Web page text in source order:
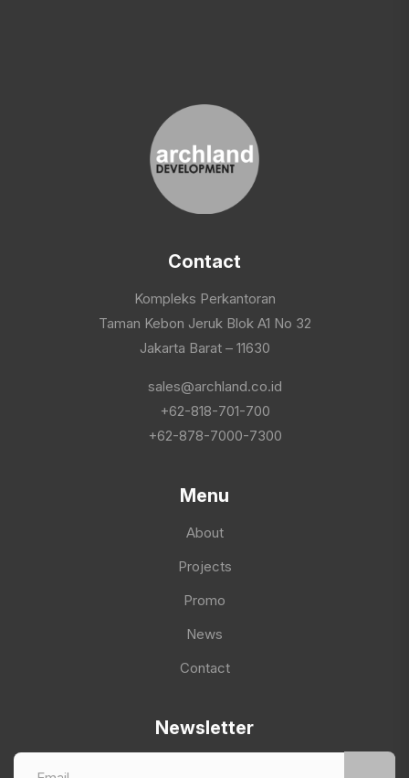
Contact
Kompleks Perkantoran
Taman Kebon Jeruk Blok A1 No 32
Jakarta Barat – 11630
sales@archland.co.id
+62-818-701-700
+62-878-7000-7300
Menu
About
Projects
Promo
News
Contact
Newsletter